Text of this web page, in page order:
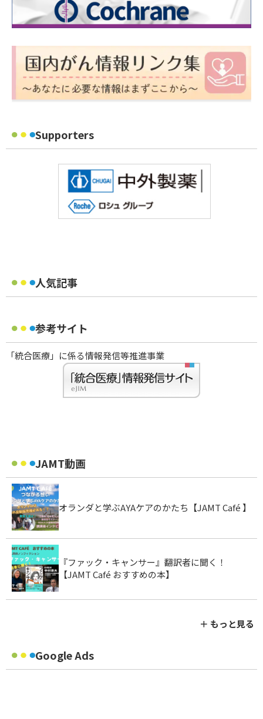
Supporters
人気記事
参考サイト
「統合医療」に係る情報発信等推進事業
JAMT動画
オランダと学ぶAYAケアのかたち【JAMT Café 】
『ファック・キャンサー』翻訳者に聞く！
【JAMT Café おすすめの本】
＋ もっと見る
Google Ads